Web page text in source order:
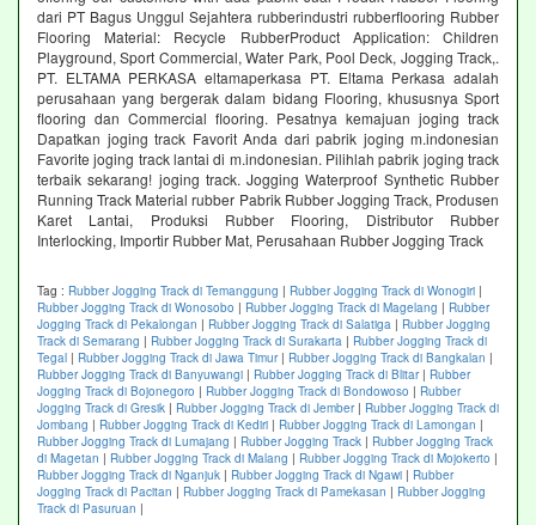
dari PT Bagus Unggul Sejahtera rubberindustri rubberflooring Rubber
Flooring Material: Recycle RubberProduct Application: Children
Playground, Sport Commercial, Water Park, Pool Deck, Jogging Track,.
PT. ELTAMA PERKASA eltamaperkasa PT. Eltama Perkasa adalah
perusahaan yang bergerak dalam bidang Flooring, khususnya Sport
flooring dan Commercial flooring. Pesatnya kemajuan joging track
Dapatkan joging track Favorit Anda dari pabrik joging m.indonesian
Favorite joging track lantai di m.indonesian. Pilihlah pabrik joging track
terbaik sekarang! joging track. Jogging Waterproof Synthetic Rubber
Running Track Material rubber Pabrik Rubber Jogging Track, Produsen
Karet Lantai, Produksi Rubber Flooring, Distributor Rubber
Interlocking, Importir Rubber Mat, Perusahaan Rubber Jogging Track
Tag : Rubber Jogging Track di Temanggung | Rubber Jogging Track di Wonogiri |
Rubber Jogging Track di Wonosobo | Rubber Jogging Track di Magelang | Rubber
Jogging Track di Pekalongan | Rubber Jogging Track di Salatiga | Rubber Jogging
Track di Semarang | Rubber Jogging Track di Surakarta | Rubber Jogging Track di
Tegal | Rubber Jogging Track di Jawa Timur| Rubber Jogging Track di Bangkalan |
Rubber Jogging Track di Banyuwangi | Rubber Jogging Track di Blitar| Rubber
Jogging Track di Bojonegoro | Rubber Jogging Track di Bondowoso | Rubber
Jogging Track di Gresik | Rubber Jogging Track di Jember| Rubber Jogging Track di
Jombang | Rubber Jogging Track di Kediri | Rubber Jogging Track di Lamongan |
Rubber Jogging Track di Lumajang | Rubber Jogging Track | Rubber Jogging Track
di Magetan | Rubber Jogging Track di Malang | Rubber Jogging Track di Mojokerto |
Rubber Jogging Track di Nganjuk | Rubber Jogging Track di Ngawi | Rubber
Jogging Track di Pacitan | Rubber Jogging Track di Pamekasan | Rubber Jogging
Track di Pasuruan |